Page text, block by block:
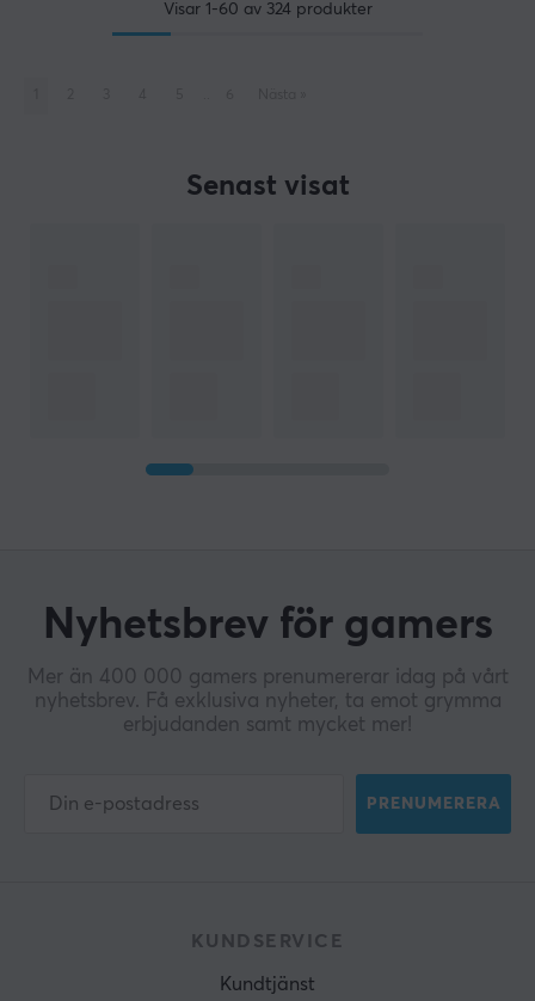
Visar 1-60 av 324produkter
Senast visat
Nyhetsbrev för gamers
Mer än 400 000 gamers prenumererar idag på vårt
nyhetsbrev. Få exklusiva nyheter, ta emot grymma
erbjudanden samt mycket mer!
PRENUMERERA
KUNDSERVICE
Kundtjänst